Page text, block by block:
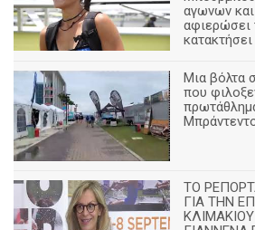
αγωνων
αφιερώσει
κατακτήσει
Μια βόλτα
που
ΤΟ
ΓΙΑ ΤΗΝ